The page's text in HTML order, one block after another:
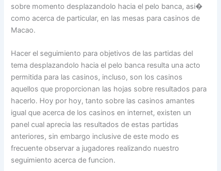
sobre momento desplazandolo hacia el pelo banca, asi�
como acerca de particular, en las mesas para casinos de
Macao.
Hacer el seguimiento para objetivos de las partidas del
tema desplazandolo hacia el pelo banca resulta una acto
permitida para las casinos, incluso, son los casinos
aquellos que proporcionan las hojas sobre resultados para
hacerlo. Hoy por hoy, tanto sobre las casinos amantes
igual que acerca de los casinos en internet, existen un
panel cual aprecia las resultados de estas partidas
anteriores, sin embargo inclusive de este modo es
frecuente observar a jugadores realizando nuestro
seguimiento acerca de funcion.